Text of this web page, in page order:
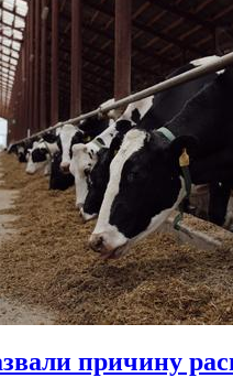
причину